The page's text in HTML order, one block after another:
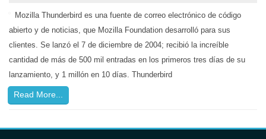
Mozilla Thunderbird es una fuente de correo electrónico de código
abierto y de noticias, que Mozilla Foundation desarrolló para sus
clientes. Se lanzó el 7 de diciembre de 2004; recibió la increíble
cantidad de más de 500 mil entradas en los primeros tres días de su
lanzamiento, y 1 millón en 10 días. Thunderbird
Read More...